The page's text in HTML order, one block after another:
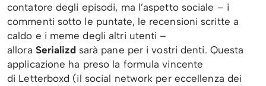
contatore degli episodi, ma l’aspetto sociale – i
commenti sotto le puntate, le recensioni scritte a
caldo e i meme degli altri utenti –
allora Serializd sarà pane per i vostri denti. Questa
applicazione ha preso la formula vincente
di Letterboxd (il social network per eccellenza dei